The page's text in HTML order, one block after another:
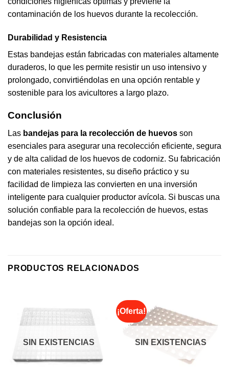
contaminación de los huevos durante la recolección.
Durabilidad y Resistencia
Estas bandejas están fabricadas con materiales altamente
duraderos, lo que les permite resistir un uso intensivo y
prolongado, convirtiéndolas en una opción rentable y
sostenible para los avicultores a largo plazo.
Conclusión
Las bandejas para la recolección de huevos son
esenciales para asegurar una recolección eficiente, segura
y de alta calidad de los huevos de codorniz. Su fabricación
con materiales resistentes, su diseño práctico y su
facilidad de limpieza las convierten en una inversión
inteligente para cualquier productor avícola. Si buscas una
solución confiable para la recolección de huevos, estas
bandejas son la opción ideal.
PRODUCTOS RELACIONADOS
SIN EXISTENCIAS
¡Oferta!
SIN EXISTENCIAS